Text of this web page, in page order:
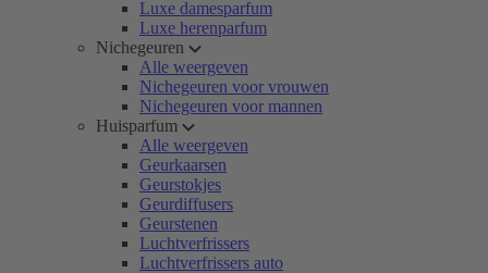
Luxe damesparfum
Luxe herenparfum
Nichegeuren
Alle weergeven
Nichegeuren voor vrouwen
Nichegeuren voor mannen
Huisparfum
Alle weergeven
Geurkaarsen
Geurstokjes
Geurdiffusers
Geurstenen
Luchtverfrissers
Luchtverfrissers auto